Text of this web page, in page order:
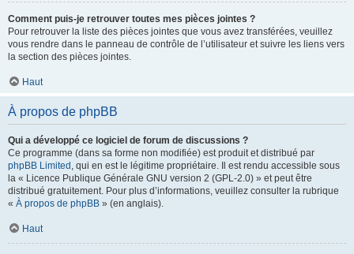
Comment puis-je retrouver toutes mes pièces jointes ?
Pour retrouver la liste des pièces jointes que vous avez transférées, veuillez
vous rendre dans le panneau de contrôle de l’utilisateur et suivre les liens vers
la section des pièces jointes.
Haut
À propos de phpBB
Qui a développé ce logiciel de forum de discussions ?
Ce programme (dans sa forme non modifiée) est produit et distribué par
phpBB Limited , qui en est le légitime propriétaire. Il est rendu accessible sous
la « Licence Publique Générale GNU version 2 (GPL-2.0) » et peut être
distribué gratuitement. Pour plus d’informations, veuillez consulter la rubrique
« À propos de phpBB » (en anglais).
Haut